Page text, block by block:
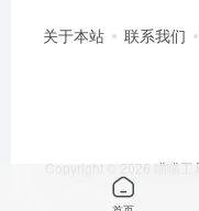
关于本站 联系我们
Copyright © 2026 喵喵工